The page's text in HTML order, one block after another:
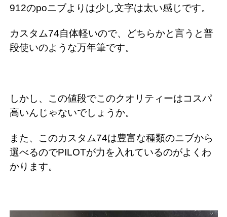
912のpoニブよりは少し文字は太い感じです。
カスタム74自体軽いので、どちらかと言うと普
段使いのような万年筆です。
しかし、この値段でこのクオリティーはコスパ
高いんじゃないでしょうか。
また、このカスタム74は豊富な種類のニブから
選べるのでPILOTが力を入れているのがよくわ
かります。